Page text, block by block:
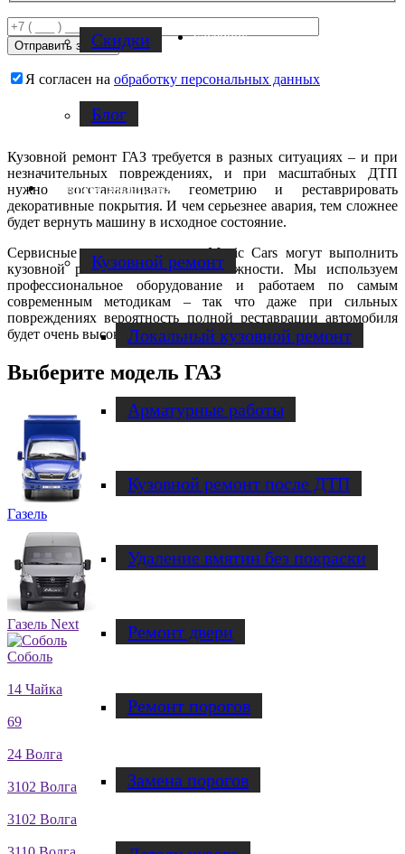
Скидки
Блог
Услуги по ремонту авто
Кузовной ремонт
Локальный кузовной ремонт
Арматурные работы
Кузовной ремонт после ДТП
Удаление вмятин без покраски
Ремонт двери
Ремонт порогов
Замена порогов
Facebook
Я согласен на обработку персональных данных
Кузовной ремонт ГАЗ требуется в разных ситуациях – и при
незначительных повреждениях, и при масштабных ДТП
нужно восстанавливать геометрию и реставрировать
декоративные покрытия. И чем серьезнее авария, тем сложнее
будет вернуть машину в исходное состояние.
Сервисные центры компании Magic Cars могут выполнить
кузовной ремонт ГАЗ любой сложности. Мы используем
профессиональное оборудование и работаем по самым
современным методикам – так что даже при сильных
повреждениях вероятность полной реставрации автомобиля
будет очень высокой!
Выберите модель ГАЗ
Газель
Газель Next
Соболь
14 Чайка
69
24 Волга
3102 Волга
3102 Волга